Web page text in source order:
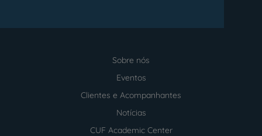
Sobre nós
Eventos
Clientes e Acompanhantes
Notícias
CUF Academic Center